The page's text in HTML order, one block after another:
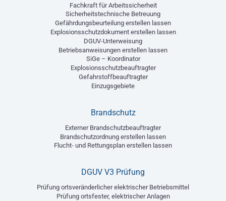
Fachkraft für Arbeitssicherheit
Sicherheitstechnische Betreuung
Gefährdungsbeurteilung erstellen lassen
Explosionsschutzdokument erstellen lassen
DGUV-Unterweisung
Betriebsanweisungen erstellen lassen
SiGe – Koordinator
Explosionsschutzbeauftragter
Gefahrstoffbeauftragter
Einzugsgebiete
Brandschutz
Externer Brandschutzbeauftragter
Brandschutzordnung erstellen lassen
Flucht- und Rettungsplan erstellen lassen
DGUV V3 Prüfung
Prüfung ortsveränderlicher elektrischer Betriebsmittel
Prüfung ortsfester, elektrischer Anlagen